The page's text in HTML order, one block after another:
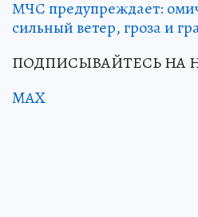
МЧС предупреждает:
сильный ветер, гроза и
ПОДПИСЫВАЙТЕСЬ НА
MAX